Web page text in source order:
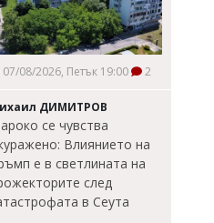
07/08/2026, Петък 19:00 2
ДИМИТРОВ
се чувства
Влиянието на
е в светлината на
след
в Сеута